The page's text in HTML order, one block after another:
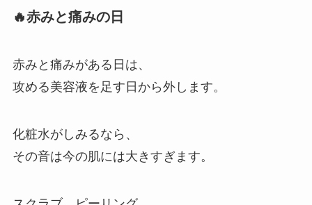
🔥赤みと痛みの日
赤みと痛みがある日は、
攻める美容液を足す日から外します。
化粧水がしみるなら、
その音は今の肌には大きすぎます。